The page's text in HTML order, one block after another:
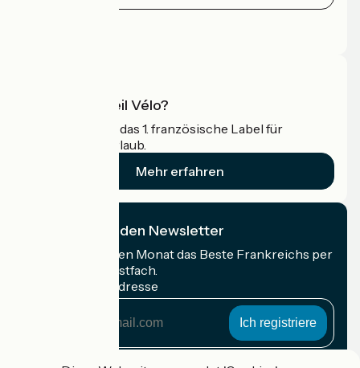
Was ist Accueil Vélo?
Accueil Vélo ist das 1. französische Label für
Radfahrer im Urlaub.
Mehr erfahren
Ich abonniere den Newsletter
Erhalten Sie jeden Monat das Beste Frankreichs per
Rad in Ihrem Postfach.
Meine E-Mail-Adresse
Adresse